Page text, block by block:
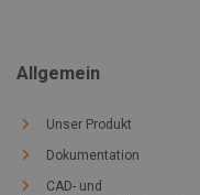
Allgemein
Unser Produkt
Dokumentation
CAD- und